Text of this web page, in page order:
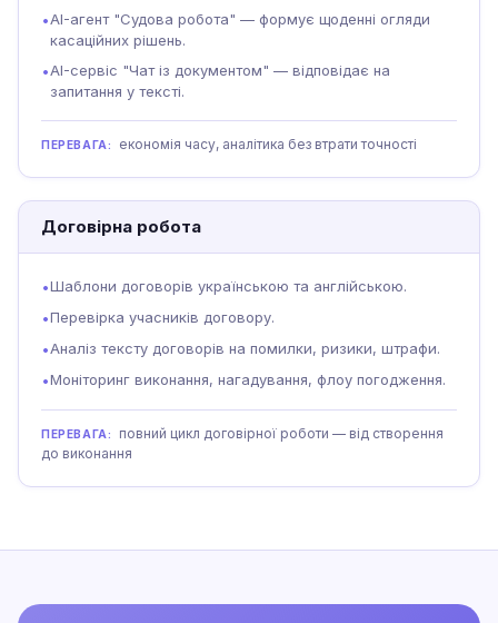
•AI-агент "Судова робота" — формує щоденні огляди
касаційних рішень.
•AI-сервіс "Чат із документом" — відповідає на
запитання у тексті.
ПЕРЕВАГА: економія часу, аналітика без втрати точності
Договірна робота
•Шаблони договорів українською та англійською.
•Перевірка учасників договору.
•Аналіз тексту договорів на помилки, ризики, штрафи.
•Моніторинг виконання, нагадування, флоу погодження.
ПЕРЕВАГА:
повний цикл договірної роботи — від створення
до виконання